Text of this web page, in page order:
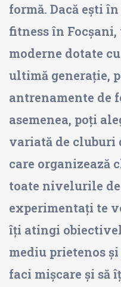
formă. Dacă ești
fitness în
moderne dotate
ultimă generație,
antrenamente de
asemenea, poți
variată de cluburi
care organizează
toate nivelurile
experimentați te
îți atingi
mediu prietenos
faci mișcare și să